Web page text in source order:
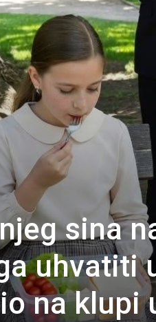
sina
uhvatiti
na klupi